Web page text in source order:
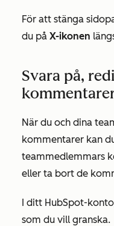
För att stänga
du på X-ikonen
Svara på,
När du och dina
kommentarer kan
teammedlemmars
eller ta bort de
I ditt HubSpot-konto
som du vill granska.